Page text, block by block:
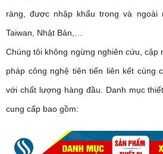
ràng, được nhập khẩu trong và ngoài
Taiwan, Nhật Bản,…
Chúng tôi không ngừng nghiên cứu, cập
pháp công nghệ tiên tiến liên kết cùng
với chất lượng hàng đầu. Danh mục
cung cấp bao gồm: